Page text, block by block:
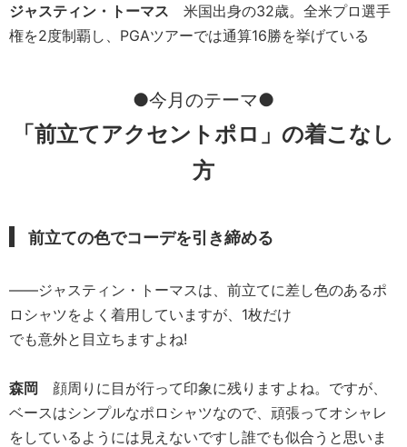
ジャスティン・トーマス 米国出身の32歳。全米プロ選手
権を2度制覇し、PGAツアーでは通算16勝を挙げている
●今月のテーマ●
「前立てアクセントポロ」の着こなし
方
前立ての色でコーデを引き締める
――ジャスティン・トーマスは、前立てに差し色のあるポ
ロシャツをよく着用していますが、1枚だけ
でも意外と目立ちますよね!
森岡 顔周りに目が行って印象に残りますよね。ですが、
ベースはシンプルなポロシャツなので、頑張ってオシャレ
をしているようには見えないですし誰でも似合うと思いま